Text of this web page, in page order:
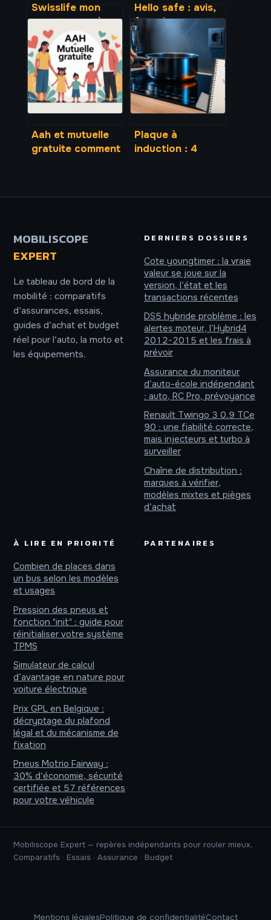
Swisslife mon
compte : accès,
services en ligne
et sécurité
Hello safe : avis,
fonctionnement
et alternatives
pour comparer
vos assurances
Aah et mutuelle
gratuite comment
Plaque à
induction : 4
MOBILISCOPE
EXPERT
Le tableau de bord de la
mobilité : comparatifs
d'assurances, essais,
guides d'achat et budget
réel pour l'auto, la moto et
les équipements.
DERNIERS DOSSIERS
Cote youngtimer : la vraie
valeur se joue sur la
version, l’état et les
transactions récentes
DS5 hybride problème : les
alertes moteur, l’Hybrid4
2012-2015 et les frais à
prévoir
Assurance du moniteur
d’auto-école indépendant
: auto, RC Pro, prévoyance
Renault Twingo 3 0.9 TCe
90 : une fiabilité correcte,
mais injecteurs et turbo à
surveiller
Chaîne de distribution :
marques à vérifier,
modèles mixtes et pièges
d’achat
À LIRE EN PRIORITÉ
Combien de places dans
un bus selon les modèles
et usages
Pression des pneus et
fonction "init" : guide pour
réinitialiser votre système
TPMS
Simulateur de calcul
d’avantage en nature pour
voiture électrique
Prix GPL en Belgique :
décryptage du plafond
légal et du mécanisme de
fixation
Pneus Motrio Fairway :
30% d'économie, sécurité
certifiée et 57 références
pour votre véhicule
PARTENAIRES
Mobiliscope Expert — repères indépendants pour rouler mieux.
Comparatifs · Essais · Assurance · Budget
Mentions légalesPolitique de confidentialitéContact